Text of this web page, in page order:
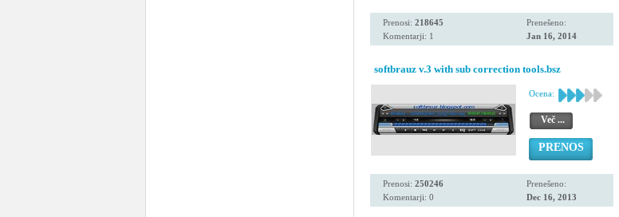
Prenosi: 218645
Komentarji: 1
Prenešeno:
Jan 16, 2014
softbrauz v.3 with sub correction tools.bsz
Ocena:
Več ...
PRENOS
Prenosi: 250246
Komentarji: 0
Prenešeno:
Dec 16, 2013